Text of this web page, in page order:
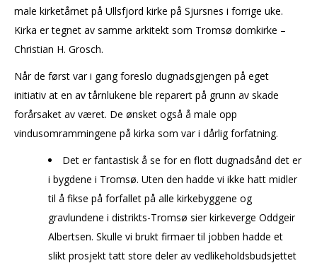
male kirketårnet på Ullsfjord kirke på Sjursnes i forrige uke.
Kirka er tegnet av samme arkitekt som Tromsø domkirke –
Christian H. Grosch.
Når de først var i gang foreslo dugnadsgjengen på eget
initiativ at en av tårnlukene ble reparert på grunn av skade
forårsaket av været. De ønsket også å male opp
vindusomrammingene på kirka som var i dårlig forfatning.
Det er fantastisk å se for en flott dugnadsånd det er
i bygdene i Tromsø. Uten den hadde vi ikke hatt midler
til å fikse på forfallet på alle kirkebyggene og
gravlundene i distrikts-Tromsø sier kirkeverge Oddgeir
Albertsen. Skulle vi brukt firmaer til jobben hadde et
slikt prosjekt tatt store deler av vedlikeholdsbudsjettet